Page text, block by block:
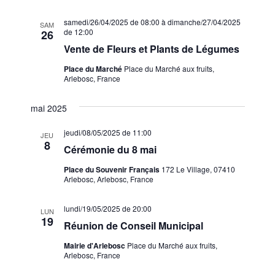
SAM
26
Vente de Fleurs et Plants de Légumes
samedi/26/04/2025 de 08:00 à dimanche/27/04/2025
de 12:00
Place du Marché Place du Marché aux fruits,
Arlebosc, France
mai 2025
JEU
8 Cérémonie du 8 mai
jeudi/08/05/2025 de 11:00
Place du Souvenir Français 172 Le Village, 07410
Arlebosc, Arlebosc, France
LUN
19 Réunion de Conseil Municipal
lundi/19/05/2025 de 20:00
Mairie d'Arlebosc Place du Marché aux fruits,
Arlebosc, France